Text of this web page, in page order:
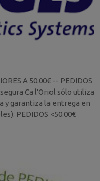
A 50.00€ -- PEDIDOS
Ca l'Oriol sólo utiliza
y garantiza la entrega en
PEDIDOS <50.00€